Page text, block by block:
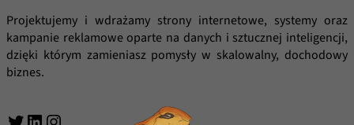
Projektujemy i wdrażamy strony internetowe, systemy oraz
kampanie reklamowe oparte na danych i sztucznej inteligencji,
dzięki którym zamieniasz pomysły w skalowalny, dochodowy
biznes.
strona
internetowa
działała jak